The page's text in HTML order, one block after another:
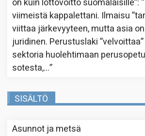
on kuin lottovoitto suomalaisille”: “
viimeistä kappalettani. Ilmaisu
viittaa järkevyyteen, mutta asia
juridinen. Perustuslaki
sektoria huolehtimaan
sotesta,…”
SISÄLTÖ
Asunnot ja metsä